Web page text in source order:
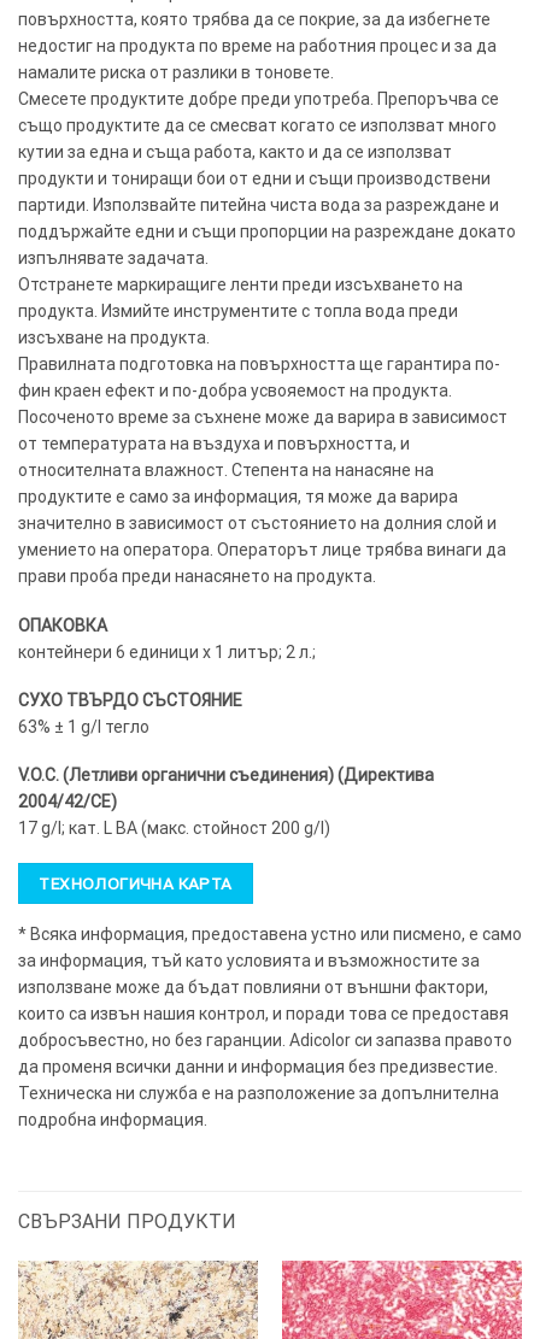
повърхността, която трябва да се покрие, за да избегнете
недостиг на продукта по време на работния процес и за да
намалите риска от разлики в тоновете.
Смесете продуктите добре преди употреба. Препоръчва се
също продуктите да се смесват когато се използват много
кутии за една и съща работа, както и да се използват
продукти и тониращи бои от едни и същи производствени
партиди. Използвайте питейна чиста вода за разреждане и
поддържайте едни и същи пропорции на разреждане докато
изпълнявате задачата.
Отстранете маркиращиге ленти преди изсъхването на
продукта. Измийте инструментите с топла вода преди
изсъхване на продукта.
Правилната подготовка на повърхността ще гарантира по-
фин краен ефект и по-добра усвояемост на продукта.
Посоченото време за съхнене може да варира в зависимост
от температурата на въздуха и повърхността, и
относителната влажност. Степента на нанасяне на
продуктите е само за информация, тя може да варира
значително в зависимост от състоянието на долния слой и
умението на оператора. Операторът лице трябва винаги да
прави проба преди нанасянето на продукта.
ОПАКОВКА
контейнери 6 единици х 1 литър; 2 л.;
СУХО ТВЪРДО СЪСТОЯНИЕ
63% ± 1 g/l тегло
V.O.C. (Летливи органични съединения) (Директива
2004/42/CE)
17 g/l; кат. L BA (макс. стойност 200 g/l)
ТЕХНОЛОГИЧНА КАРТА
* Всяка информация, предоставена устно или писмено, е само
за информация, тъй като условията и възможностите за
използване може да бъдат повлияни от външни фактори,
които са извън нашия контрол, и поради това се предоставя
добросъвестно, но без гаранции. Adicolor си запазва правото
да променя всички данни и информация без предизвестие.
Техническа ни служба е на разположение за допълнителна
подробна информация.
СВЪРЗАНИ ПРОДУКТИ